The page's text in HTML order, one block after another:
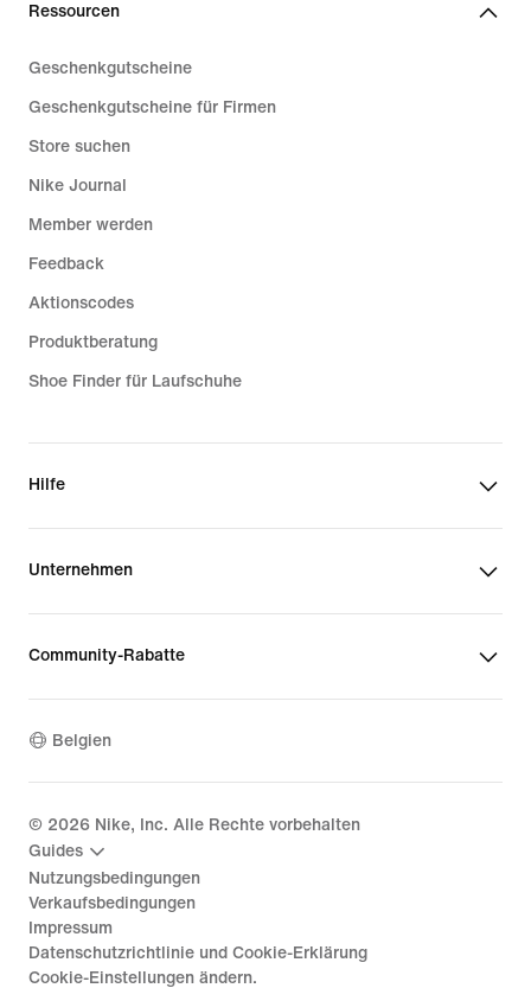
Ressourcen
Geschenkgutscheine
Geschenkgutscheine für Firmen
Store suchen
Nike Journal
Member werden
Feedback
Aktionscodes
Produktberatung
Shoe Finder für Laufschuhe
Hilfe
Unternehmen
Community-Rabatte
Belgien
© 2026 Nike, Inc. Alle Rechte vorbehalten
Guides
Nutzungsbedingungen
Verkaufsbedingungen
Impressum
Datenschutzrichtlinie und Cookie-Erklärung
Cookie-Einstellungen ändern.